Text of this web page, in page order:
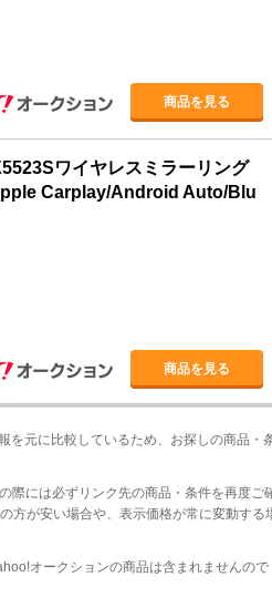
商品を見る
ワイヤレスミラーリング
Carplay/Android Auto/Blu
商品を見る
元に比較しているため、お探しの商品・
際には必ずリンク先の商品・条件を再度ご
方が安い場合や、表示価格が常に変動する
オークションの商品は含まれませんので